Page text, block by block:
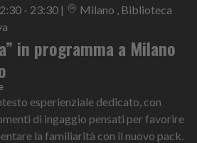
- 23:30 |
Milano , Biblioteca
in programma a Milano
esperienziale dedicato, con
di ingaggio pensati per favorire
la familiarità con il nuovo pack.